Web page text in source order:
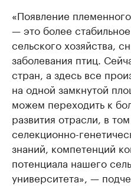
«Появление
— это более
сельского хозяйства,
заболевания птиц.
стран, а здесь все
на одной замкнутой
можем переходить к
развития отрасли, в
селекционно-
знаний, компетенций
потенциала нашего
университета», —